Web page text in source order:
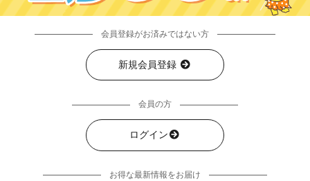
会員登録がお済みではない方
新規会員登録
会員の方
ログイン
お得な最新情報をお届け